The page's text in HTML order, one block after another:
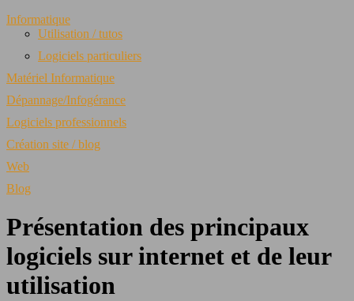
Informatique
Utilisation / tutos
Logiciels particuliers
Matériel Informatique
Dépannage/Infogérance
Logiciels professionnels
Création site / blog
Web
Blog
Présentation des principaux
logiciels sur internet et de leur
utilisation